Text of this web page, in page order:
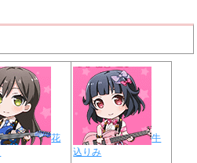
花
牛
込りみ